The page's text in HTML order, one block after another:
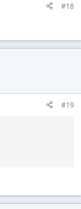
#18
#19